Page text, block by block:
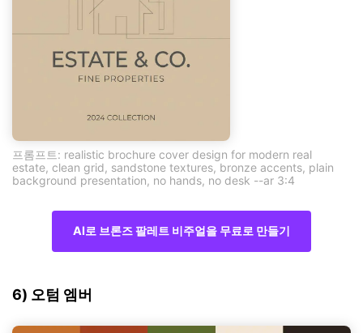
프롬프트: realistic brochure cover design for modern real
estate, clean grid, sandstone textures, bronze accents, plain
background presentation, no hands, no desk --ar 3:4
AI로 브론즈 팔레트 비주얼을 무료로 만들기
6) 오텀 엠버